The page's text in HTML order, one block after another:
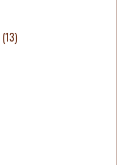
(13)